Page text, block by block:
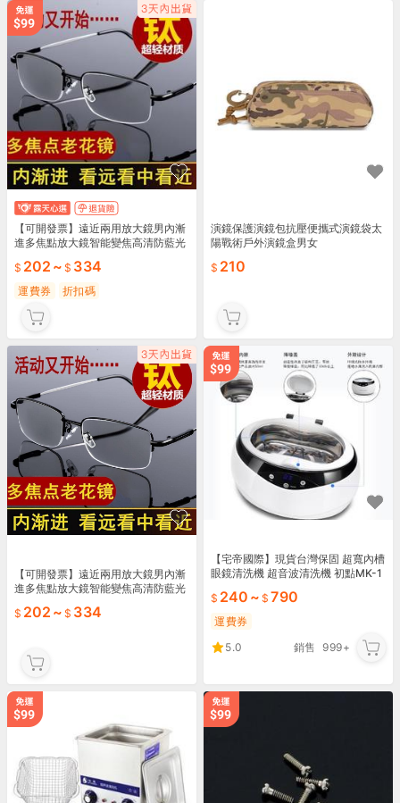
【可開發票】遠近兩用放大鏡男內漸
進多焦點放大鏡智能變焦高清防藍光
202 ~ 334
運費券 折扣碼
演鏡保護演鏡包抗壓便攜式演鏡袋太
陽戰術戶外演鏡盒男女
210
【可開發票】遠近兩用放大鏡男內漸
進多焦點放大鏡智能變焦高清防藍光
202 ~ 334
【宅帝國際】現貨台灣保固 超寬內槽
眼鏡清洗機 超音波清洗機 初點MK-1
240 ~ 790
運費券
5.0
銷售 999+